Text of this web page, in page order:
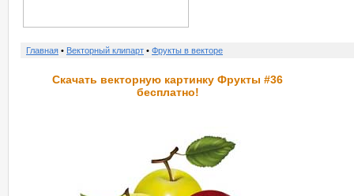
Главная • Векторный клипарт • Фрукты в векторе
Скачать векторную картинку Фрукты #36
бесплатно!